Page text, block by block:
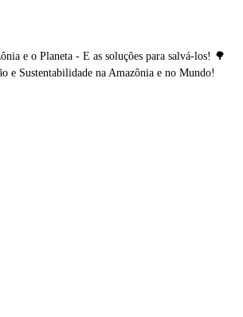
e o Planeta - E as soluções para salvá-los! 🌳
e Sustentabilidade na Amazônia e no Mundo!